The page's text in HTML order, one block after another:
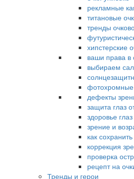
рекламные
титановые
тренды
хипстерские
ваши права в
выбираем
дефекты
защита глаз
здоровье глаз
зрение и
как
коррекция
проверка
рецепт на
Тренды и герои